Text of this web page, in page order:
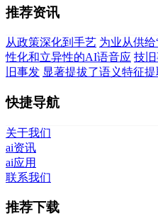
推荐资讯
从政策深化到手艺 为业从供给
性化和立异性的AI语音应 技
旧事发 显著提拔了语义特征
快捷导航
关于我们
ai资讯
ai应用
联系我们
推荐下载